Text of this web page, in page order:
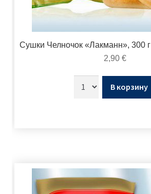
Сушки Челночок «Лакманн», 300 г
2,90 €
В корзину